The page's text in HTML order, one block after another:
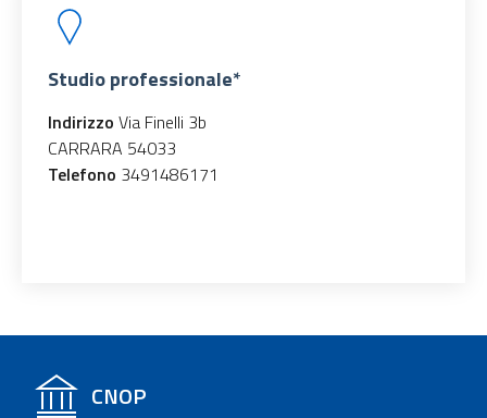
Studio professionale*
Indirizzo Via Finelli 3b
CARRARA 54033
Telefono 3491486171
CNOP